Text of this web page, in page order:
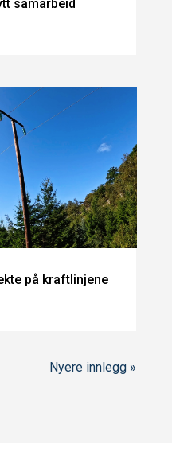
samarbeid
på kraftlinjene
Nyere innlegg »